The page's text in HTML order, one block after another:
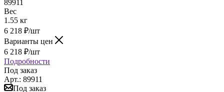
89911
Вес
1.55 кг
6 218 ₽/шт
Варианты цен
6 218 ₽/шт
Подробности
Под заказ
Арт.: 89911
Под заказ